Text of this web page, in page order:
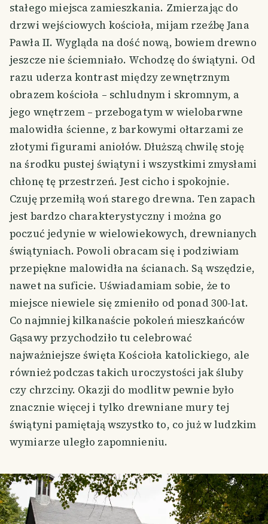
stałego miejsca zamieszkania. Zmierzając do
drzwi wejściowych kościoła, mijam rzeźbę Jana
Pawła II. Wygląda na dość nową, bowiem drewno
jeszcze nie ściemniało. Wchodzę do świątyni. Od
razu uderza kontrast między zewnętrznym
obrazem kościoła – schludnym i skromnym, a
jego wnętrzem – przebogatym w wielobarwne
malowidła ścienne, z barkowymi ołtarzami ze
złotymi figurami aniołów. Dłuższą chwilę stoję
na środku pustej świątyni i wszystkimi zmysłami
chłonę tę przestrzeń. Jest cicho i spokojnie.
Czuję przemiłą woń starego drewna. Ten zapach
jest bardzo charakterystyczny i można go
poczuć jedynie w wielowiekowych, drewnianych
świątyniach. Powoli obracam się i podziwiam
przepiękne malowidła na ścianach. Są wszędzie,
nawet na suficie. Uświadamiam sobie, że to
miejsce niewiele się zmieniło od ponad 300-lat.
Co najmniej kilkanaście pokoleń mieszkańców
Gąsawy przychodziło tu celebrować
najważniejsze święta Kościoła katolickiego, ale
również podczas takich uroczystości jak śluby
czy chrzciny. Okazji do modlitw pewnie było
znacznie więcej i tylko drewniane mury tej
świątyni pamiętają wszystko to, co już w ludzkim
wymiarze uległo zapomnieniu.